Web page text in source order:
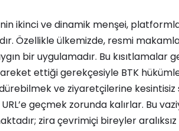
ikinci ve dinamik menşei,
Özellikle ülkemizde, resmi
bir uygulamadır. Bu kısıtlamalar
ettiği gerekçesiyle BTK
ve ziyaretçilerine kesintisiz
geçmek zorunda kalırlar. Bu
zira çevrimiçi bireyler